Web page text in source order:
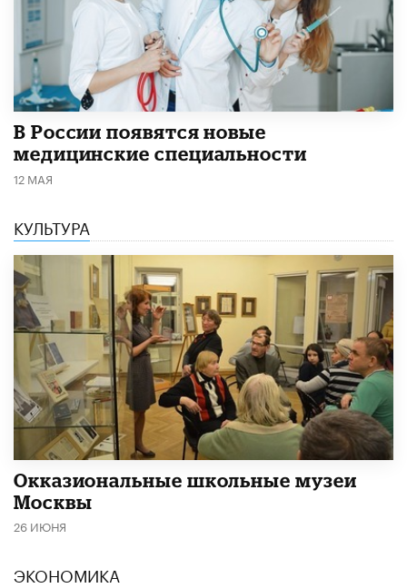
В России появятся новые
медицинские специальности
12 МАЯ
КУЛЬТУРА
​Окказиональные школьные музеи
Москвы
26 ИЮНЯ
ЭКОНОМИКА